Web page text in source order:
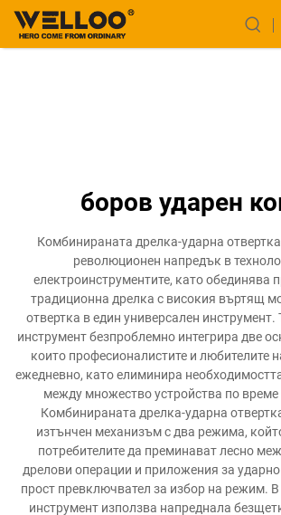
боров ударен
Комбинираната дрелка-ударна
революционен напредък в
електроинструментите, като обединява
традиционна дрелка с високия въртящ
отвертка в един универсален инструмент.
инструмент безпроблемно интегрира две
които професионалистите и любителите
ежедневно, като елиминира
между множество устройства по време
Комбинираната дрелка-ударна
изтънчен механизъм с два режима,
потребителите да преминават лесно
дрелови операции и приложения за
прост превключвател за избор на режим. В
инструмент използва напреднала